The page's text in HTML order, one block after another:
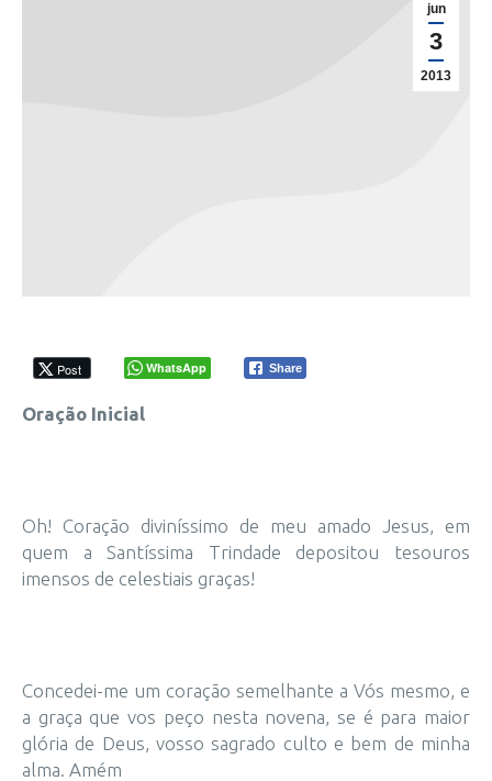
jun
3
2013
Post WhatsApp Share
Oração Inicial
Oh! Coração diviníssimo de meu amado Jesus, em
quem a Santíssima Trindade depositou tesouros
imensos de celestiais graças!
Concedei-me um coração semelhante a Vós mesmo, e
a graça que vos peço nesta novena, se é para maior
glória de Deus, vosso sagrado culto e bem de minha
alma. Amém